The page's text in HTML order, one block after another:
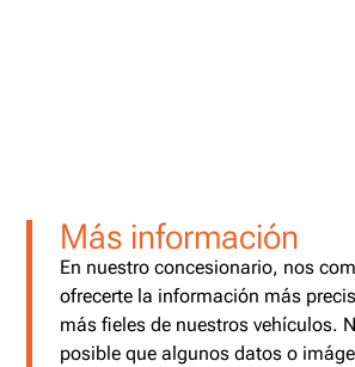
Más información
En nuestro concesionario, nos
ofrecerte la información más
más fieles de nuestros vehículos.
posible que algunos datos o